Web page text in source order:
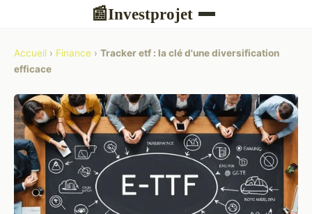
📰Investprojet
Accueil › Finance › Tracker etf : la clé d'une diversification
efficace